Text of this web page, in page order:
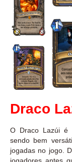
Draco
O Draco Lazúi é
sendo bem
jogadas no jogo.